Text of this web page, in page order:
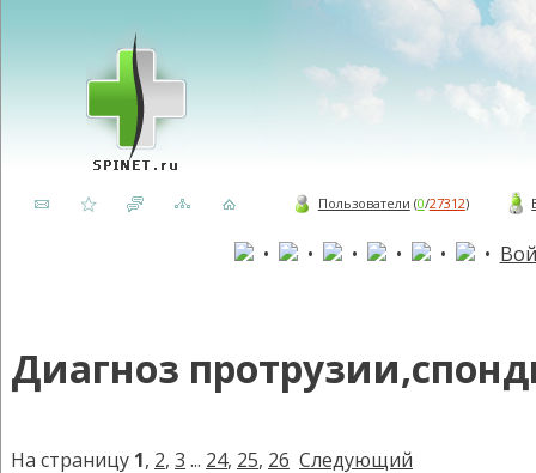
Пользователи (0/27312)
• • • • • •
Диагноз
На страницу 1, 2, 3 ... 24, 25, 26 Следующий